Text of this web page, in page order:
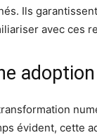
Ils
avec ces
évident, cette